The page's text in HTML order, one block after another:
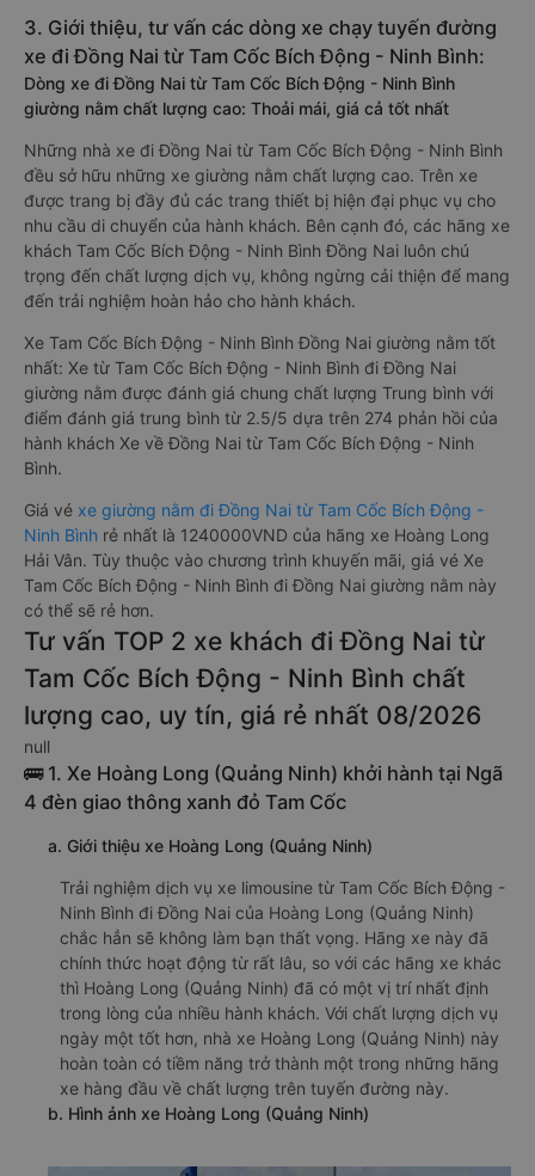
3. Giới thiệu, tư vấn các dòng xe chạy tuyến đường
xe đi Đồng Nai từ Tam Cốc Bích Động - Ninh Bình:
Dòng xe đi Đồng Nai từ Tam Cốc Bích Động - Ninh Bình
giường nằm chất lượng cao: Thoải mái, giá cả tốt nhất
Những nhà xe đi Đồng Nai từ Tam Cốc Bích Động - Ninh Bình
đều sở hữu những xe giường nằm chất lượng cao. Trên xe
được trang bị đầy đủ các trang thiết bị hiện đại phục vụ cho
nhu cầu di chuyển của hành khách. Bên cạnh đó, các hãng xe
khách Tam Cốc Bích Động - Ninh Bình Đồng Nai luôn chú
trọng đến chất lượng dịch vụ, không ngừng cải thiện để mang
đến trải nghiệm hoàn hảo cho hành khách.
Xe Tam Cốc Bích Động - Ninh Bình Đồng Nai giường nằm tốt
nhất: Xe từ Tam Cốc Bích Động - Ninh Bình đi Đồng Nai
giường nằm được đánh giá chung chất lượng Trung bình với
điểm đánh giá trung bình từ 2.5/5 dựa trên 274 phản hồi của
hành khách Xe về Đồng Nai từ Tam Cốc Bích Động - Ninh
Bình.
Giá vé xe giường nằm đi Đồng Nai từ Tam Cốc Bích Động -
Ninh Bình rẻ nhất là 1240000VND của hãng xe Hoàng Long
Hải Vân. Tùy thuộc vào chương trình khuyến mãi, giá vé Xe
Tam Cốc Bích Động - Ninh Bình đi Đồng Nai giường nằm này
có thể sẽ rẻ hơn.
Tư vấn TOP 2 xe khách đi Đồng Nai từ
Tam Cốc Bích Động - Ninh Bình chất
lượng cao, uy tín, giá rẻ nhất 08/2026
null
🚌 1. Xe Hoàng Long (Quảng Ninh) khởi hành tại Ngã
4 đèn giao thông xanh đỏ Tam Cốc
a. Giới thiệu xe Hoàng Long (Quảng Ninh)
Trải nghiệm dịch vụ xe limousine từ Tam Cốc Bích Động -
Ninh Bình đi Đồng Nai của Hoàng Long (Quảng Ninh)
chắc hẳn sẽ không làm bạn thất vọng. Hãng xe này đã
chính thức hoạt động từ rất lâu, so với các hãng xe khác
thì Hoàng Long (Quảng Ninh) đã có một vị trí nhất định
trong lòng của nhiều hành khách. Với chất lượng dịch vụ
ngày một tốt hơn, nhà xe Hoàng Long (Quảng Ninh) này
hoàn toàn có tiềm năng trở thành một trong những hãng
xe hàng đầu về chất lượng trên tuyến đường này.
b. Hình ảnh xe Hoàng Long (Quảng Ninh)